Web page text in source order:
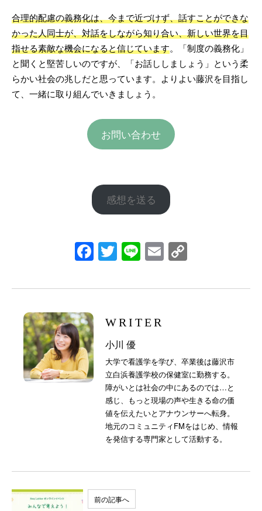
合理的配慮の義務化は、今まで近づけず、話すことができな
かった人同士が、対話をしながら知り合い、新しい世界を目
指せる素敵な機会になると信じています。「制度の義務化」
と聞くと堅苦しいのですが、「お話ししましょう」という柔
らかい社会の兆しだと思っています。よりよい藤沢を目指し
て、一緒に取り組んでいきましょう。
お問い合わせ
感想を送る
Facebook
Twitter
LineEmail
WRITER
小川 優
大学で看護学を学び、卒業後は藤沢市
立白浜養護学校の保健室に勤務する。
障がいとは社会の中にあるのでは…と
感じ、もっと現場の声や生きる命の価
値を伝えたいとアナウンサーへ転身。
地元のコミュニティFMをはじめ、情報
を発信する専門家として活動する。
前の記事へ